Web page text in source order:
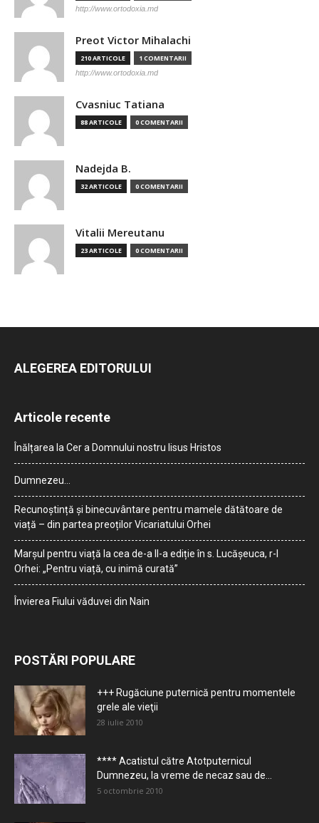
http://www.ortodoxia.md
Preot Victor Mihalachi
210 ARTICOLE 1 COMENTARII
http://www.ortodoxia.md
Cvasniuc Tatiana
88 ARTICOLE 0 COMENTARII
Nadejda B.
32 ARTICOLE 0 COMENTARII
Vitalii Mereutanu
23 ARTICOLE 0 COMENTARII
ALEGEREA EDITORULUI
Articole recente
Înălțarea la Cer a Domnului nostru Iisus Hristos
Dumnezeu…
Recunoștință și binecuvântare pentru mamele dătătoare de
viață – din partea preoților Vicariatului Orhei
Marșul pentru viață la cea de-a II-a ediție în s. Lucășeuca, r-l
Orhei: „Pentru viață, cu inimă curată”
Învierea Fiului văduvei din Nain
POSTĂRI POPULARE
+++ Rugăciune puternică pentru momentele
grele ale vieţii
28 iulie 2010
**** Acatistul către Atotputernicul
Dumnezeu, la vreme de necaz sau de...
5 octombrie 2010